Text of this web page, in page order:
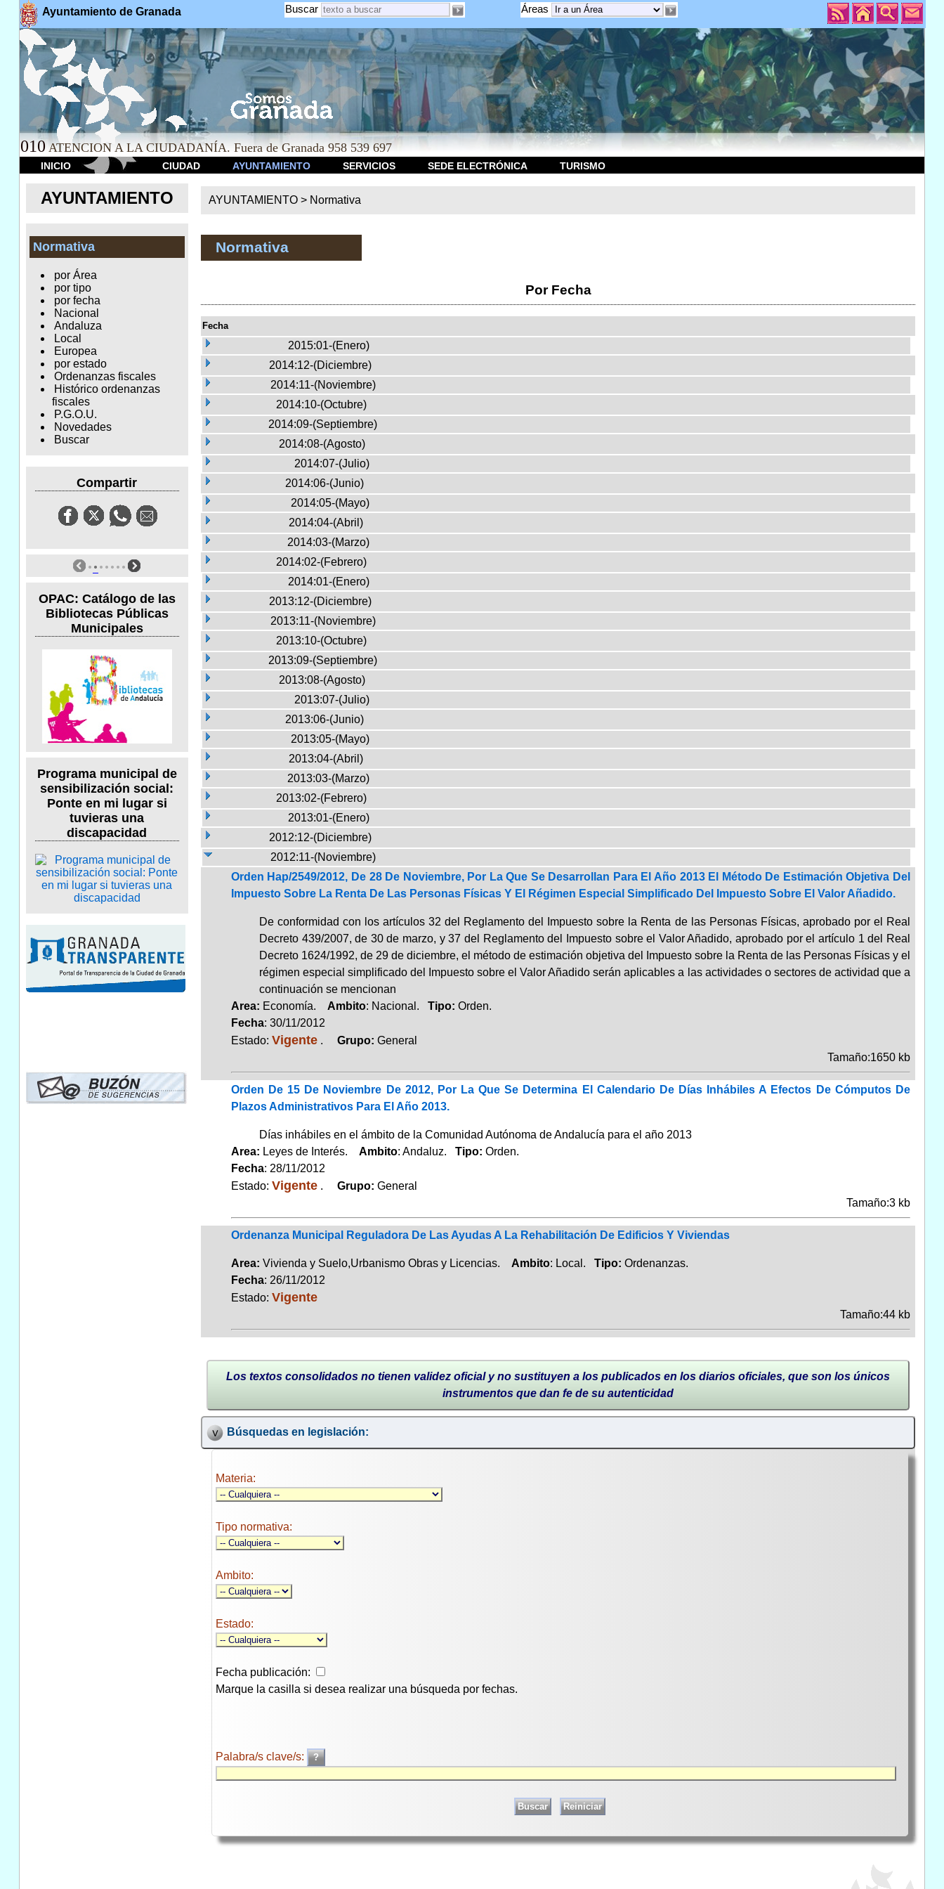
Ayuntamiento de Granada Áreas
Buscar
010 ATENCION A LA CIUDADANÍA. Fuera de Granada 958 539 697
INICIO CIUDAD AYUNTAMIENTO SERVICIOS SEDE ELECTRÓNICA TURISMO
AYUNTAMIENTO
Normativa
por Área
por tipo
por fecha
Nacional
Andaluza
Local
Europea
por estado
Ordenanzas fiscales
Histórico ordenanzas
fiscales
P.G.O.U.
Novedades
Buscar
Compartir
OPAC: Catálogo de las
Bibliotecas Públicas
Municipales
Programa municipal de
sensibilización social:
Ponte en mi lugar si
tuvieras una
discapacidad
AYUNTAMIENTO > Normativa
Normativa
Por Fecha
Fecha
2015:01-(Enero)
2014:12-(Diciembre)
2014:11-(Noviembre)
2014:10-(Octubre)
2014:09-(Septiembre)
2014:08-(Agosto)
2014:07-(Julio)
2014:06-(Junio)
2014:05-(Mayo)
2014:04-(Abril)
2014:03-(Marzo)
2014:02-(Febrero)
2014:01-(Enero)
2013:12-(Diciembre)
2013:11-(Noviembre)
2013:10-(Octubre)
2013:09-(Septiembre)
2013:08-(Agosto)
2013:07-(Julio)
2013:06-(Junio)
2013:05-(Mayo)
2013:04-(Abril)
2013:03-(Marzo)
2013:02-(Febrero)
2013:01-(Enero)
2012:12-(Diciembre)
2012:11-(Noviembre)
Orden Hap/2549/2012, De 28 De Noviembre, Por La Que Se Desarrollan Para El Año 2013 El Método De Estimación Objetiva Del
Impuesto Sobre La Renta De Las Personas Físicas Y El Régimen Especial Simplificado Del Impuesto Sobre El Valor Añadido.
De conformidad con los artículos 32 del Reglamento del Impuesto sobre la Renta de las Personas Físicas, aprobado por el Real
Decreto 439/2007, de 30 de marzo, y 37 del Reglamento del Impuesto sobre el Valor Añadido, aprobado por el artículo 1 del Real
Decreto 1624/1992, de 29 de diciembre, el método de estimación objetiva del Impuesto sobre la Renta de las Personas Físicas y el
régimen especial simplificado del Impuesto sobre el Valor Añadido serán aplicables a las actividades o sectores de actividad que a
continuación se mencionan
Area: Economía. Ambito: Nacional. Tipo: Orden.
Fecha: 30/11/2012
Estado: Vigente. Grupo: General
Tamaño:1650 kb
Orden De 15 De Noviembre De 2012, Por La Que Se Determina El Calendario De Días Inhábiles A Efectos De Cómputos De
Plazos Administrativos Para El Año 2013.
Días inhábiles en el ámbito de la Comunidad Autónoma de Andalucía para el año 2013
Area: Leyes de Interés. Ambito: Andaluz. Tipo: Orden.
Fecha: 28/11/2012
Estado: Vigente. Grupo: General
Tamaño:3 kb
Ordenanza Municipal Reguladora De Las Ayudas A La Rehabilitación De Edificios Y Viviendas
Area: Vivienda y Suelo,Urbanismo Obras y Licencias. Ambito: Local. Tipo: Ordenanzas.
Fecha: 26/11/2012
Estado: Vigente
Tamaño:44 kb
Los textos consolidados no tienen validez oficial y no sustituyen a los publicados en los diarios oficiales, que son los únicos
instrumentos que dan fe de su autenticidad
Búsquedas en legislación:
Materia:
Tipo normativa:
Ambito:
Estado:
Fecha publicación:
Marque la casilla si desea realizar una búsqueda por fechas.
Palabra/s clave/s: